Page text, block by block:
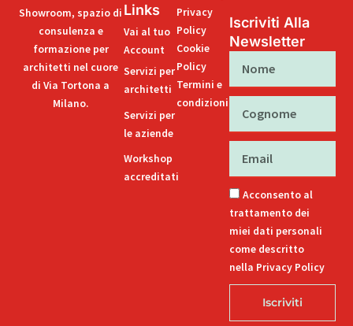
Showroom, spazio di
consulenza e
formazione per
architetti nel cuore
di Via Tortona a
Milano.
Links
Vai al tuo
Account
Servizi per
architetti
Servizi per
le aziende
Workshop
accreditati
Privacy
Policy
Cookie
Policy
Termini e
condizioni
Iscriviti Alla
Newsletter
Acconsento al
trattamento dei
miei dati personali
come descritto
nella Privacy Policy
Iscriviti